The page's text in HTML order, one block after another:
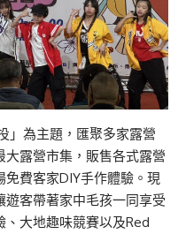
」為主題，匯聚多家露營
露營市集，販售各式露營
費客家DIY手作體驗。現
客帶著家中毛孩一同享受
大地趣味競賽以及Red